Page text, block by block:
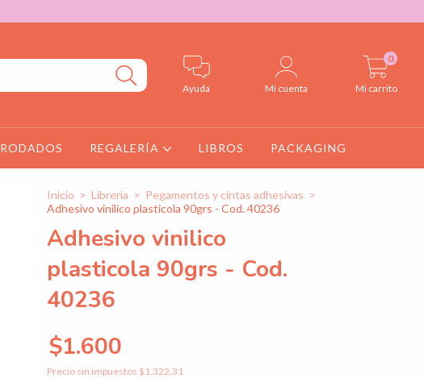
Ayuda Mi cuenta Mi carrito
0
RODADOS REGALERÍA LIBROS PACKAGING
Inicio > Librería > Pegamentos y cintas adhesivas >
Adhesivo vinilico plasticola 90grs - Cod. 40236
Adhesivo vinilico
plasticola 90grs - Cod.
40236
$1.600
Precio sin impuestos $1.322,31